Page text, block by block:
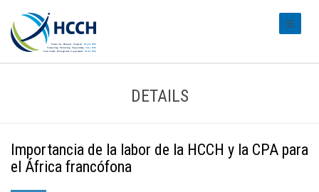
DETAILS
Importancia de la labor de la HCCH y la CPA para
el África francófona